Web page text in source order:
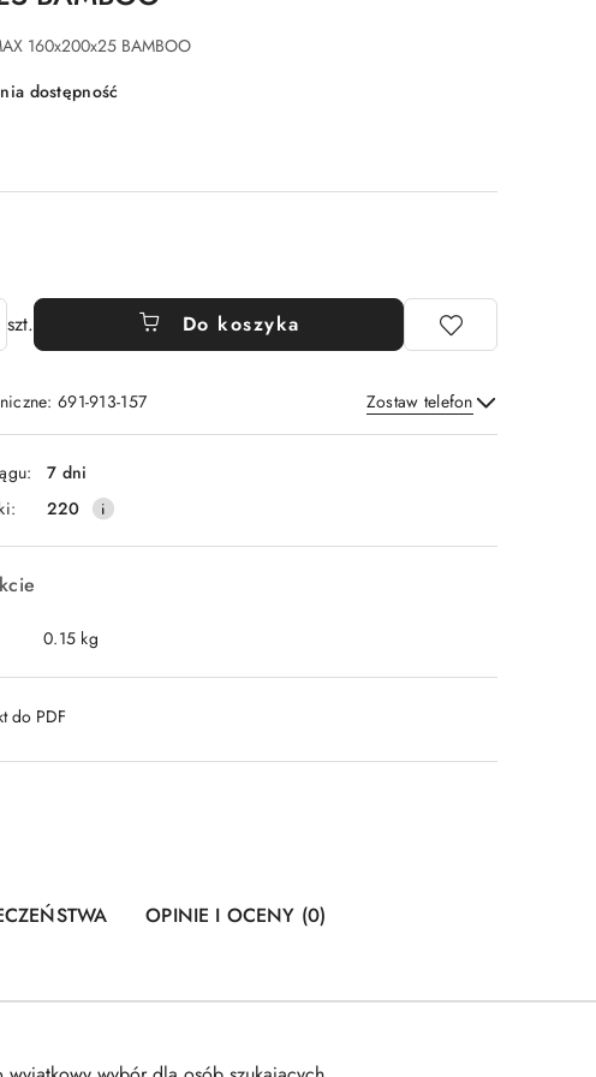
160x200x25 BAMBOO
dostępność
szt. Do koszyka
691-913-157 Zostaw telefon
Wyślij
7 dni
220
0.15 kg
do PDF
OPINIE I OCENY (0)